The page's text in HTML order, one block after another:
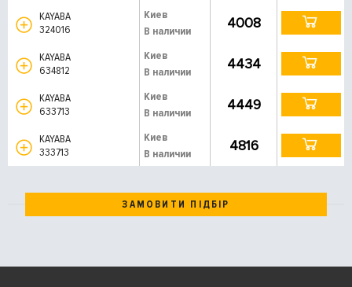
KAYABA
324016
Киев
В наличии
4008
KAYABA
634812
Киев
В наличии
4434
KAYABA
633713
Киев
В наличии
4449
KAYABA
333713
Киев
В наличии
4816
ЗАМОВИТИ ПІДБІР